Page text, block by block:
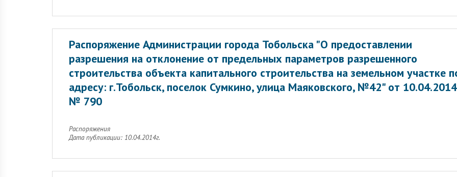
Распоряжение Администрации города Тобольска "О предоставлении
разрешения на отклонение от предельных параметров разрешенного
строительства объекта капитального строительства на земельном участке
адресу: г.Тобольск, поселок Сумкино, улица Маяковского, №42" от 10.04.2014
№ 790
Распоряжения
Дата публикации: 10.04.2014г.